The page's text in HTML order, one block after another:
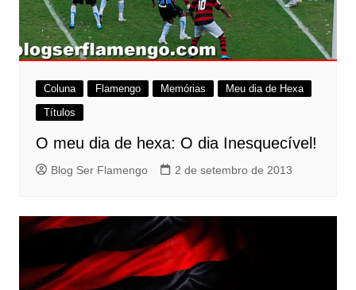
Coluna Flamengo Memórias
Meu dia de Hexa
Títulos
O meu dia de hexa: O dia Inesquecível!
Blog Ser Flamengo 2 de setembro de 2013